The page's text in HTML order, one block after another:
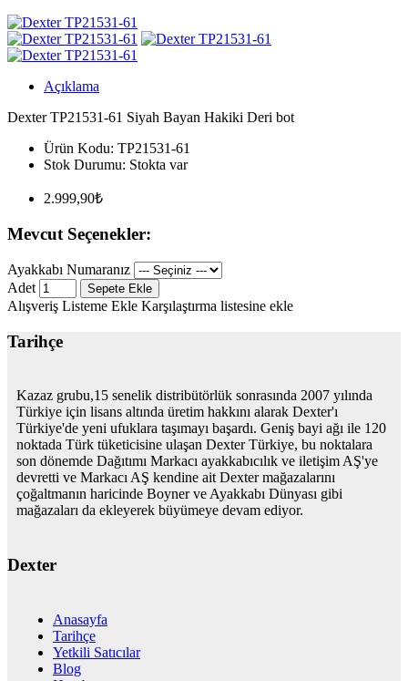
Açıklama
Dexter TP21531-61 Siyah Bayan Hakiki Deri bot
Ürün Kodu: TP21531-61
Stok Durumu: Stokta var
2.999,90₺
Mevcut Seçenekler:
Ayakkabı Numaranız
Adet
Sepete Ekle
Alışveriş Listeme Ekle Karşılaştırma listesine ekle
Tarihçe
Kazaz grubu,15 senelik distribütörlük sonrasında 2007 yılında
Türkiye için lisans altında üretim hakkını alarak Dexter'ı
Türkiye'de yeni ufuklara taşımayı başardı. Geniş bayi ağı ile 120
noktada Türk tüketicisine ulaşan Dexter Türkiye, bu noktalara
son dönemde Dağıtımı Markacı ayakkabıcılık ve iletişim AŞ'ye
devretti ve Markacı AŞ kendine ait Dexter mağazalarını
çoğaltmanın haricinde Boyner ve Ayakkabı Dünyası gibi
mağazaları da ekleyerek büyümeye devam ediyor.
Dexter
Anasayfa
Tarihçe
Yetkili Satıcılar
Blog